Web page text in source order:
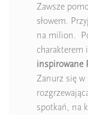
Zawsze
słowem.
na milion.
charakterem
inspirowane
Zanurz się w
spotkań, na